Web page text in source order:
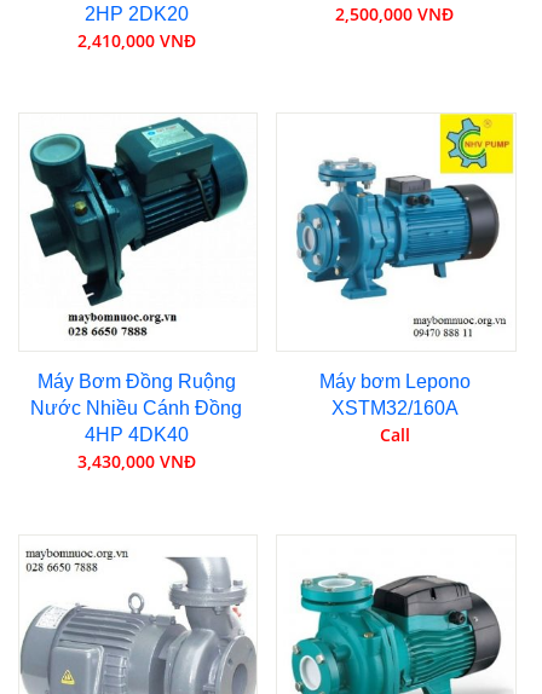
2HP 2DK20
2,410,000 VNĐ
2,500,000 VNĐ
Máy Bơm Đồng Ruộng
Nước Nhiều Cánh Đồng
4HP 4DK40
3,430,000 VNĐ
Máy bơm Lepono
XSTM32/160A
Call